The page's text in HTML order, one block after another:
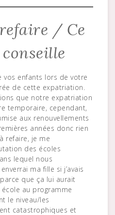
/ Ce
vos enfants lors de votre
de cette expatriation.
que notre expatriation
temporaire, cependant,
aux renouvellements
années donc rien
refaire, je me
des écoles
lequel nous
ma fille si j’avais
que ça lui aurait
au programme
le niveau/les
catastrophiques et